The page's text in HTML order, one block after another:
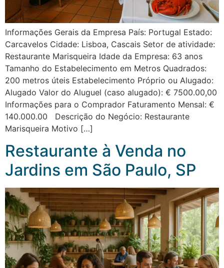
Informações Gerais da Empresa País: Portugal Estado:
Carcavelos Cidade: Lisboa, Cascais Setor de atividade:
Restaurante Marisqueira Idade da Empresa: 63 anos
Tamanho do Estabelecimento em Metros Quadrados:
200 metros úteis Estabelecimento Próprio ou Alugado:
Alugado Valor do Aluguel (caso alugado): € 7500.00,00
Informações para o Comprador Faturamento Mensal: €
140.000.00 Descrição do Negócio: Restaurante
Marisqueira Motivo […]
Restaurante à Venda no
Jardins em São Paulo, SP